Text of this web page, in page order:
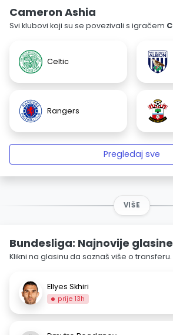
Cameron Ashia
Svi klubovi koji su se povezivali s igračem
Celtic
Rangers
Pregledaj sve
VIŠE
Bundesliga: Najnovije glasine
Klikni na glasinu da saznaš više o transferu.
Ellyes Skhiri
prije 13h